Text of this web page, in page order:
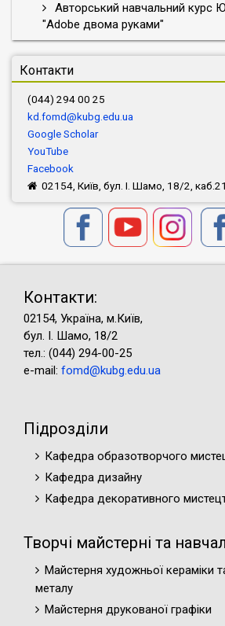
Авторський навчальний курс
"Adobe двома руками"
Контакти
(044) 294 00 25
kd.fomd@kubg.edu.ua
Google Scholar
YouTube
Facebook
02154, Київ, бул. І. Шамо, 18/2,
Контакти:
02154, Україна, м.Київ,
бул. І. Шамо, 18/2
тел.: (044) 294-00-25
e-mail: fomd@kubg.edu.ua
Підрозділи
Кафедра образотворчого
Кафедра дизайну
Кафедра декоративного
Творчі майстерні та
Майстерня художньої кераміки
металу
Майстерня друкованої графіки